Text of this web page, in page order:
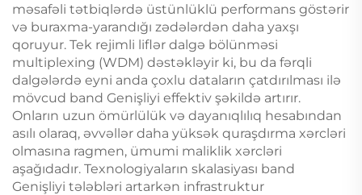
məsafəli tətbiqlərdə üstünlüklü performans göstərir
və buraxma-yarandığı zədələrdən daha yaxşı
qoruyur. Tek rejimli liflər dalgə bölünməsi
multiplexing (WDM) dəstəkləyir ki, bu da fərqli
dalgələrdə eyni anda çoxlu dataların çatdırılması ilə
mövcud band Genişliyi effektiv şəkildə artırır.
Onların uzun ömürlülük və dayanıqlılıq hesabından
asılı olaraq, əvvəllər daha yüksək quraşdırma xərcləri
olmasına ragmen, ümumi maliklik xərcləri
aşağıdadır. Texnologiyaların skalasiyası band
Genişliyi tələbləri artarkən infrastruktur